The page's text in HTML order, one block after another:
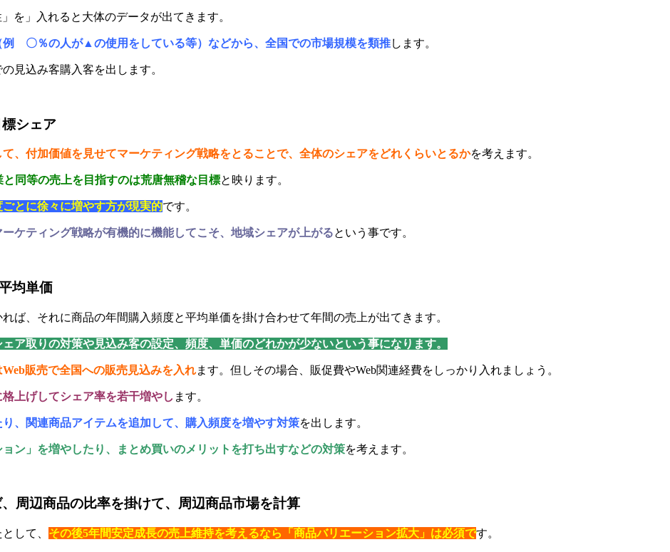
を」入れると大体のデータが出てきます。
例 〇％の人が▲の使用をしている等）などから、全国での市場規模を類推します。
見込み客購入客を出します。
シェア
、付加価値を見せてマーケティング戦略をとることで、全体のシェアをどれくらいとるかを考えます。
同等の売上を目指すのは荒唐無稽な目標と映ります。
とに徐々に増やす方が現実的です。
ケティング戦略が有機的に機能してこそ、地域シェアが上がるという事です。
均単価
ば、それに商品の年間購入頻度と平均単価を掛け合わせて年間の売上が出てきます。
ア取りの対策や見込み客の設定、頻度、単価のどれかが少ないという事になります。
販売で全国への販売見込みを入れます。但しその場合、販促費やWeb関連経費をしっかり入れましょう。
上げしてシェア率を若干増やし ます。
、関連商品アイテムを追加して、購入頻度を増やす対策を出します。
ン」を増やしたり、まとめ買いのメリットを打ち出すなどの対策を考えます。
周辺商品の比率を掛けて、周辺商品市場を計算
して、 その後5年間安定成長の売上維持を考えるなら「商品バリエーション拡大」は必須です。